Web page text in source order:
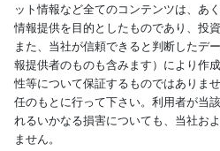
ット情報など全てのコンテンツは、あ
情報提供を目的としたものであり、投
また、当社が信頼できると判断したデ
報提供者のものも含みます）により作
性等について保証するものではありま
任のもとに行って下さい。利用者が当
れるいかなる損害についても、当社お
ません。